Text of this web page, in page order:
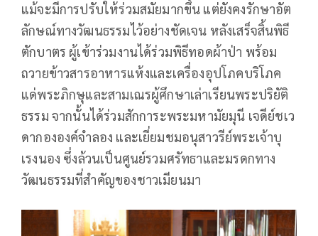
แม้จะมีการปรับให้ร่วมสมัยมากขึ้น แต่ยังคงรักษาอัต
ลักษณ์ทางวัฒนธรรมไว้อย่างชัดเจน หลังเสร็จสิ้นพิธี
ตักบาตร ผู้เข้าร่วมงานได้ร่วมพิธีทอดผ้าป่า พร้อม
ถวายข้าวสารอาหารแห้งและเครื่องอุปโภคบริโภค
แด่พระภิกษุและสามเณรผู้ศึกษาเล่าเรียนพระปริยัติ
ธรรม จากนั้นได้ร่วมสักการะพระมหามัยมุนี เจดีย์ชเว
ดากององค์จำลอง และเยี่ยมชมอนุสาวรีย์พระเจ้าบุ
เรงนอง ซึ่งล้วนเป็นศูนย์รวมศรัทธาและมรดกทาง
วัฒนธรรมที่สำคัญของชาวเมียนมา